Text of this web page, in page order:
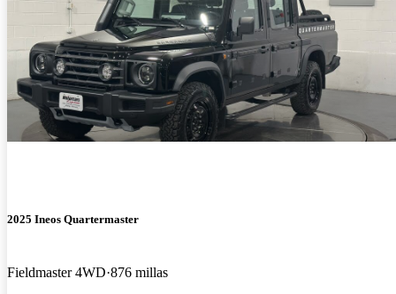
2025 Ineos Quartermaster
Fieldmaster 4WD 876 millas